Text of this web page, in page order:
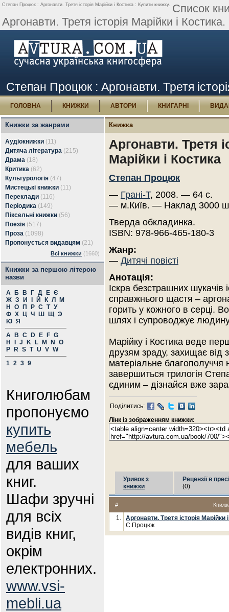
Степан Процюк : Аргонавти. Третя історія Марійки і Костика : Купити книжку. Список
Аргонавти. Третя історія Марійки і Костика.
Степан Процюк : Аргонавти. Третя
ГОЛОВНА КНИЖКИ АВТОРИ КНИГАРНІ
Книжки за жанрами
Аудіокнижки (11)
Дитяча література (215)
Драма (18)
Критика (62)
Культурологія (47)
Мистецькі книжки (11)
Переклади (116)
Періодика (149)
Піксельні книжки (56)
Поезія (517)
Проза (1098)
Пропонується видавцям (21)
Всі книжки (1660)
Книжки за першою літерою
назви
А Б В Г Д Е Є
Ж З И Й К Л
М
Н
О П Р С Т У
Ф Х Ц Ч Ш Щ Э
Ю Я
A
B C D E F G
H
J K L M N
O
P
R S T U V W
1 2 3 9
Книголюбам
пропонуємо
купить
мебель
для ваших
книг.
Шафи зручні
для всіх
видів книг,
окрім
електронних.
www.vsi-
mebli.ua
Книжка
Аргонавти. Третя
Марійки і Костика
Степан Процюк
— Грані-Т, 2008. — 64 с.
— м.Київ. — Наклад 3000
Тверда обкладинка.
ISBN: 978-966-465-180-3
Жанр:
— Дитячі повісті
Анотація:
Іскра безстрашних шукачів
справжнього щастя –
горить у кожного в серці.
шлях і супроводжує
Марійку і Костика веде
друзям зраду, захищає від
матеріальне
завершиться трилогія
єдиним – дізнайся вже
Поділитись:
Лінк із зображенням книжки:
Уривок з
книжки
Рецензії в пресі
(0)
#
1.
Аргонавти. Третя історія Марійки
С.Процюк